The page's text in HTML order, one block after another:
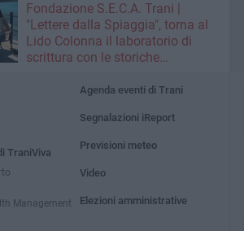
Fondazione S.E.C.A. Trani |
"Lettere dalla Spiaggia", torna al
Lido Colonna il laboratorio di
scrittura con le storiche
TraniViva
Management
Agenda eventi di Trani
Segnalazioni iReport
Previsioni meteo
Video
Elezioni amministrative